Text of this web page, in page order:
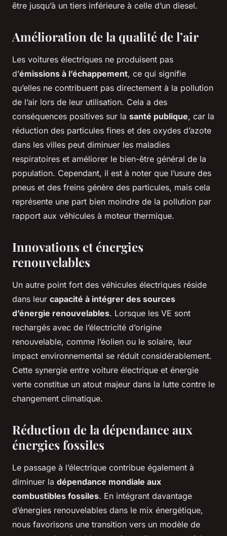
être jusqu’à un tiers inférieure à celle d’un diesel.
Amélioration de la qualité de l’air
Les voitures électriques ne produisent pas
d’émissions à l’échappement, ce qui signifie
qu’elles ne contribuent pas directement à la pollution
de l’air lors de leur utilisation. Cela a des
conséquences positives sur la santé publique, car la
réduction des particules fines et des oxydes d’azote
dans les villes peut diminuer les maladies
respiratoires et améliorer le bien-être général de la
population. Cependant, il est à noter que l’usure des
pneus et des freins génère des particules, mais cela
représente une part bien moindre de la pollution par
rapport aux véhicules à moteur thermique.
Innovations et énergies
renouvelables
Un autre point fort des véhicules électriques réside
dans leur capacité à intégrer des sources
d’énergie renouvelables. Lorsque les VE sont
rechargés avec de l’électricité d’origine
renouvelable, comme l’éolien ou le solaire, leur
impact environnemental se réduit considérablement.
Cette synergie entre voiture électrique et énergie
verte constitue un atout majeur dans la lutte contre le
changement climatique.
Réduction de la dépendance aux
énergies fossiles
Le passage à l’électrique contribue également à
diminuer la dépendance mondiale aux
combustibles fossiles. En intégrant davantage
d’énergies renouvelables dans le mix énergétique,
nous favorisons une transition vers un modèle de